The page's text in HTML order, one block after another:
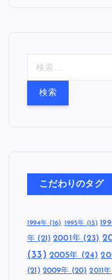
こだわりのタグ
1994年(16) 1995年 (15)
年 (21) 2001年(23)
(33) 2005年 (24)
(21) 2009年 (20) 2011年